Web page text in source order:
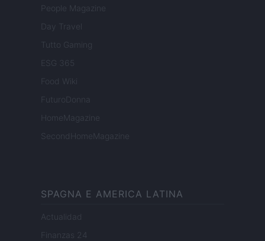
People Magazine
Day Travel
Tutto Gaming
ESG 365
Food Wiki
FuturoDonna
HomeMagazine
SecondHomeMagazine
SPAGNA E AMERICA LATINA
Actualidad
Finanzas 24